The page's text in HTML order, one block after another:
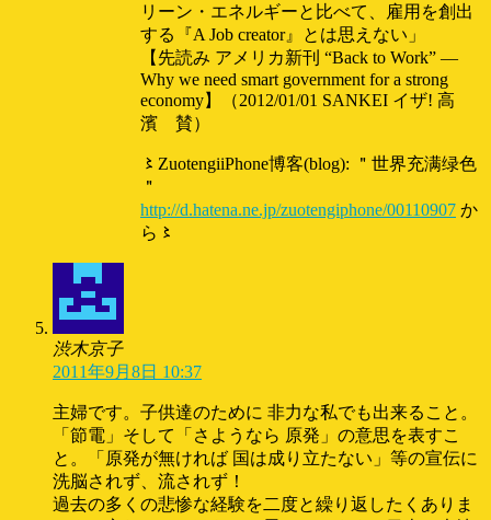
リーン・エネルギーと比べて、雇用を創出
する『A Job creator』とは思えない」
【先読み アメリカ新刊 “Back to Work” —
Why we need smart government for a strong
economy】（2012/01/01 SANKEI イザ! 高
濱 賛）
〻ZuotengiiPhone博客(blog): ＂世界充满绿色
＂
http://d.hatena.ne.jp/zuotengiphone/00110907 か
ら〻
渋木京子
2011年9月8日 10:37
主婦です。子供達のために 非力な私でも出来ること。
「節電」そして「さようなら 原発」の意思を表すこ
と。「原発が無ければ 国は成り立たない」等の宣伝に
洗脳されず、流されず！
過去の多くの悲惨な経験を二度と繰り返したくありま